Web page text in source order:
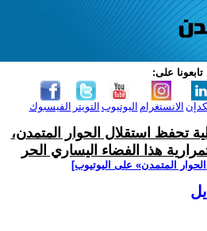
تابعونا على:
الفيسبوك التويتر اليوتيوب الانستغرام
تحفظ استقلال الحوار المتمدن،
هذا الفضاء اليساري الحر
المتمدن» على اليوتيوب]